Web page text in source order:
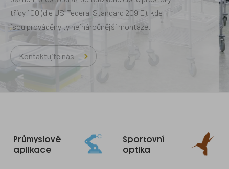
třídy 100 (dle US Federal Standard 209 E), kde
jsou prováděny ty nejnáročnější montáže.
Kontaktujte nás
do
Průmyslové
aplikace
Sportovní
optika